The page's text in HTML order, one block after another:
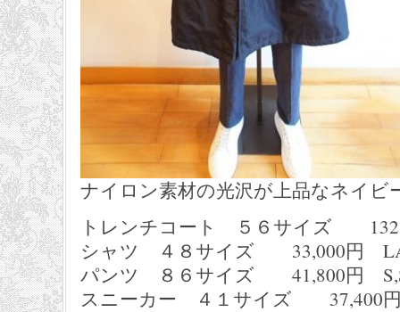
ナイロン素材の光沢が上品なネイビ
トレンチコート ５６サイズ
シャツ ４８サイズ 33,000円
パンツ ８６サイズ 41,800円
スニーカー ４１サイズ 37,400